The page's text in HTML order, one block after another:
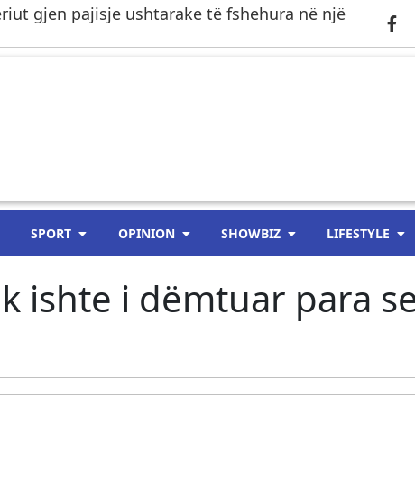
gjen pajisje ushtarake të fshehura në një
SPORT OPINION SHOWBIZ LIFESTYLE
ishte i dëmtuar para